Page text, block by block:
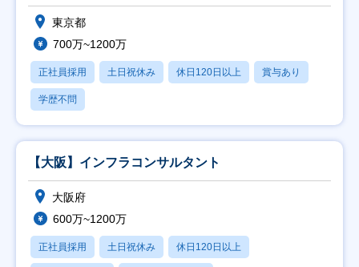
東京都
700万~1200万
正社員採用 土日祝休み 休日120日以上 賞与あり
学歴不問
【大阪】インフラコンサルタント
大阪府
600万~1200万
正社員採用 土日祝休み 休日120日以上